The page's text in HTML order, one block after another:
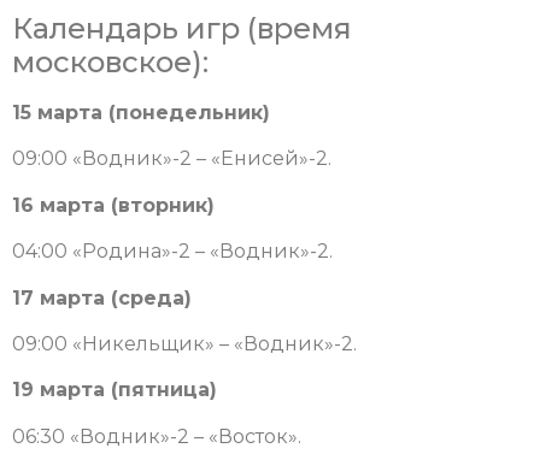
Календарь игр (время
московское):
15 марта (понедельник)
09:00 «Водник»-2 – «Енисей»-2.
16 марта (вторник)
04:00 «Родина»-2 – «Водник»-2.
17 марта (среда)
09:00 «Никельщик» – «Водник»-2.
19 марта (пятница)
06:30 «Водник»-2 – «Восток».